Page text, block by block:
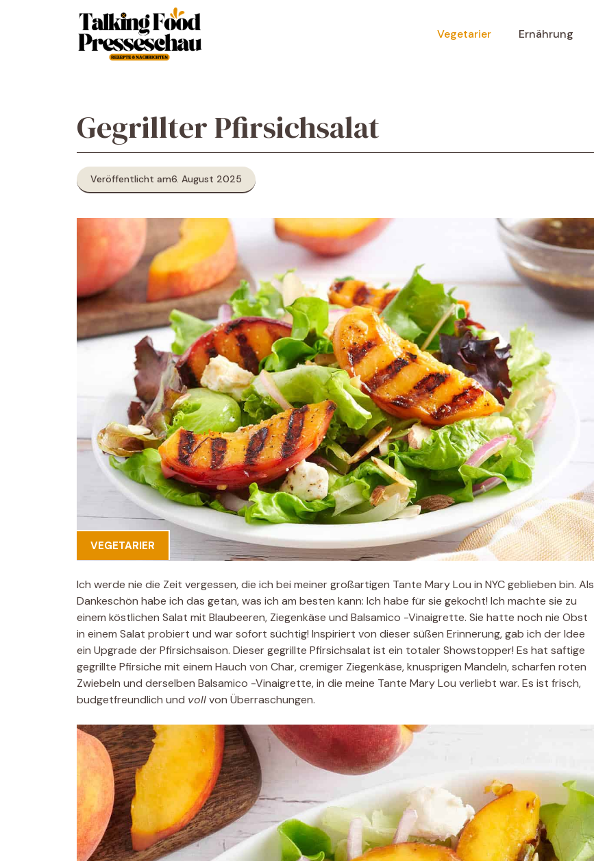
Vegetarier Ernährung
Gegrillter Pfirsichsalat
Veröffentlicht am6. August 2025
VEGETARIER
Ich werde nie die Zeit vergessen, die ich bei meiner großartigen Tante Mary Lou in NYC geblieben bin. Als
Dankeschön habe ich das getan, was ich am besten kann: Ich habe für sie gekocht! Ich machte sie zu
einem köstlichen Salat mit Blaubeeren, Ziegenkäse und Balsamico -Vinaigrette. Sie hatte noch nie Obst
in einem Salat probiert und war sofort süchtig! Inspiriert von dieser süßen Erinnerung, gab ich der Idee
ein Upgrade der Pfirsichsaison. Dieser gegrillte Pfirsichsalat ist ein totaler Showstopper! Es hat saftige
gegrillte Pfirsiche mit einem Hauch von Char, cremiger Ziegenkäse, knusprigen Mandeln, scharfen roten
Zwiebeln und derselben Balsamico -Vinaigrette, in die meine Tante Mary Lou verliebt war. Es ist frisch,
budgetfreundlich und vollvon Überraschungen.